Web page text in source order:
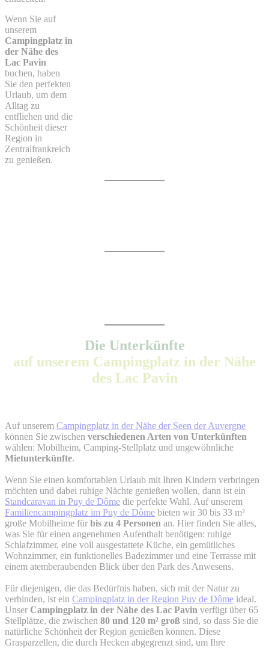
Wenn Sie auf
unserem
Campingplatz in
der Nähe des
Lac Pavin
buchen, haben
Sie den perfekten
Urlaub, um dem
Alltag zu
entfliehen und die
Schönheit dieser
Region in
Zentralfrankreich
zu genießen.
Die Unterkünfte
auf unserem Campingplatz in der Nähe
des Lac Pavin
Auf unserem Campingplatz in der Nähe der Seen der Auvergne
können Sie zwischen verschiedenen Arten von Unterkünften
wählen: Mobilheim, Camping-Stellplatz und ungewöhnliche
Mietunterkünfte.
Wenn Sie einen komfortablen Urlaub mit Ihren Kindern verbringen
möchten und dabei ruhige Nächte genießen wollen, dann ist ein
Standcaravan in Puy de Dôme die perfekte Wahl. Auf unserem
Familiencampingplatz im Puy de Dôme bieten wir 30 bis 33 m²
große Mobilheime für bis zu 4 Personen an. Hier finden Sie alles,
was Sie für einen angenehmen Aufenthalt benötigen: ruhige
Schlafzimmer, eine voll ausgestattete Küche, ein gemütliches
Wohnzimmer, ein funktionelles Badezimmer und eine Terrasse mit
einem atemberaubenden Blick über den Park des Anwesens.
Für diejenigen, die das Bedürfnis haben, sich mit der Natur zu
verbinden, ist ein Campingplatz in der Region Puy de Dôme ideal.
Unser Campingplatz in der Nähe des Lac Pavin verfügt über 65
Stellplätze, die zwischen 80 und 120 m² groß sind, so dass Sie die
natürliche Schönheit der Region genießen können. Diese
Grasparzellen, die durch Hecken abgegrenzt sind, um Ihre